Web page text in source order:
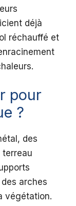
déjà
réchauffé et
pour
?
des
arches
végétation.